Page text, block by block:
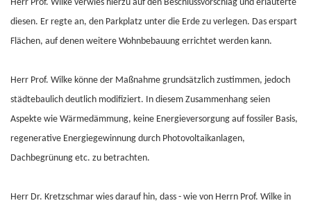
Herr Prof. Wilke verwies hierzu auf den Beschlussvorschlag und erläuterte
diesen. Er regte an, den Parkplatz unter die Erde zu verlegen. Das erspart
Flächen, auf denen weitere Wohnbebauung errichtet werden kann.
Herr Prof. Wilke könne der Maßnahme grundsätzlich zustimmen, jedoch
städtebaulich deutlich modifiziert. In diesem Zusammenhang seien
Aspekte wie Wärmedämmung, keine Energieversorgung auf fossiler Basis,
regenerative Energiegewinnung durch Photovoltaikanlagen,
Dachbegrünung etc. zu betrachten.
Herr Dr. Kretzschmar wies darauf hin, dass - wie von Herrn Prof. Wilke in